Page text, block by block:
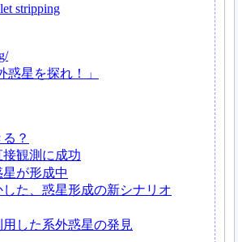
stripping
惑星を探れ！」
？
観測に成功
が形成中
た、惑星形成の新シナリオ
した系外惑星の発見